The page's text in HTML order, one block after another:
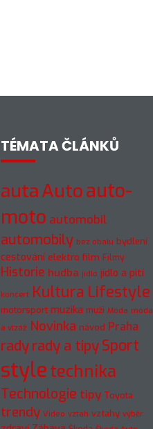
TÉMATA ČLÁNKŮ
autaAutoauto-
moto automobil
automobily bez obalu bydlení
cestování elektro film Filmy
Historie hudba jídlo jídlo a pití
koncert Kultura Lifestyle
motorsport muzika muži Móda móda
a vizáž Novinka návod Praha
radyrady a tipySport
styletechnika
Technologie tipy Toyota
trendy Video vztah vztahy výběr